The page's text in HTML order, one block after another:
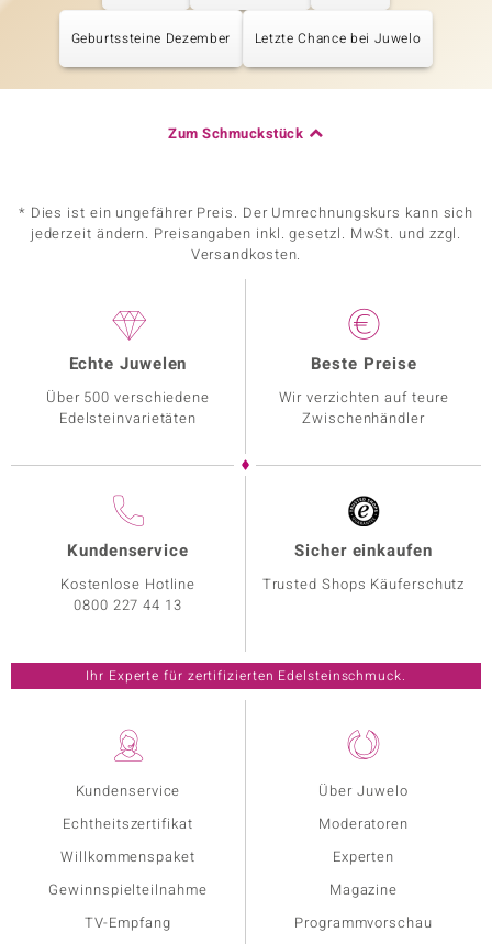
Geburtssteine Dezember Letzte Chance bei Juwelo
Zum Schmuckstück
* Dies ist ein ungefährer Preis. Der Umrechnungskurs kann sich
jederzeit ändern. Preisangaben inkl. gesetzl. MwSt. und zzgl.
Versandkosten.
Kundenservice
Echtheitszertifikat
Willkommenspaket
Gewinnspielteilnahme
TV-Empfang
Über Juwelo
Moderatoren
Experten
Magazine
Programmvorschau
Echte Juwelen
Über 500 verschiedene
Edelsteinvarietäten
Beste Preise
Wir verzichten auf teure
Zwischenhändler
Kundenservice
Kostenlose Hotline
0800 227 44 13
Sicher einkaufen
Trusted Shops Käuferschutz
Ihr Experte für zertifizierten Edelsteinschmuck.